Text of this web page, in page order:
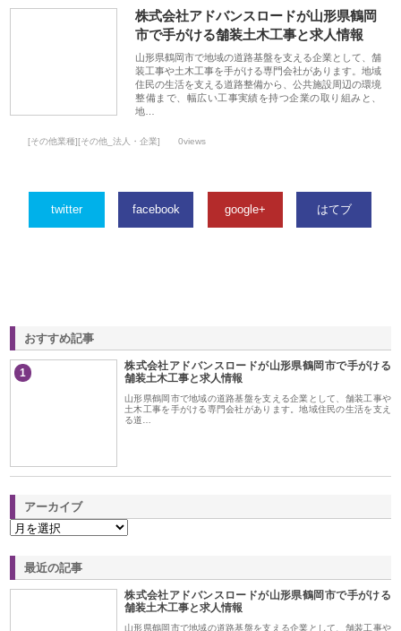
株式会社アドバンスロードが山形県鶴岡
市で手がける舗装土木工事と求人情報
山形県鶴岡市で地域の道路基盤を支える企業として、舗
装工事や土木工事を手がける専門会社があります。地域
住民の生活を支える道路整備から、公共施設周辺の環境
整備まで、幅広い工事実績を持つ企業の取り組みと、
地…
[その他業種][その他_法人・企業] 0views
twitter facebook google+ はてブ
おすすめ記事
1
株式会社アドバンスロードが山形県鶴岡市で手がける
舗装土木工事と求人情報
山形県鶴岡市で地域の道路基盤を支える企業として、舗装工事や
土木工事を手がける専門会社があります。地域住民の生活を支え
る道…
アーカイブ
最近の記事
株式会社アドバンスロードが山形県鶴岡市で手がける
舗装土木工事と求人情報
山形県鶴岡市で地域の道路基盤を支える企業として、舗装工事や